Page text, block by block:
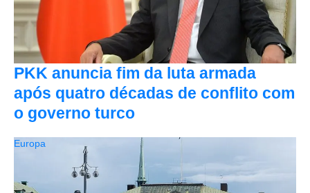
PKK anuncia fim da luta armada
após quatro décadas de conflito com
o governo turco
Europa